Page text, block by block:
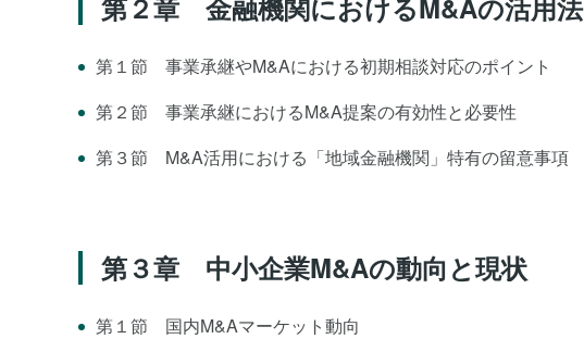
第２章 金融機関におけるM&Aの活用法
第１節 事業承継やM&Aにおける初期相談対応のポイント
第２節 事業承継におけるM&A提案の有効性と必要性
第３節 M&A活用における「地域金融機関」特有の留意事項
第３章 中小企業M&Aの動向と現状
第１節 国内M&Aマーケット動向